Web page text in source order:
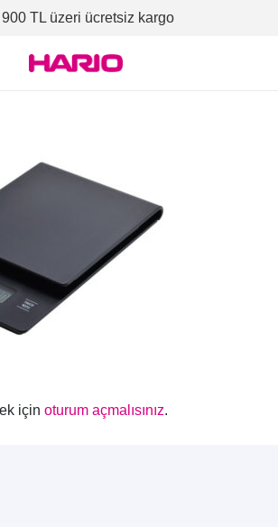
900 TL üzeri ücretsiz kargo
için oturum açmalısınız.